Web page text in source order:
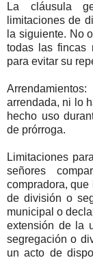
La cláusula
limitaciones de
la siguiente. No
todas las fincas
para evitar su
arrendada, ni lo
hecho uso
de prórroga.
Limitaciones
señores
compradora,
de división o
municipal o
extensión de la
segregación o
un acto de